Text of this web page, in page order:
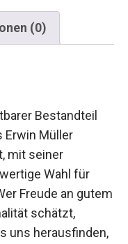
(0)
Bestandteil
Erwin Müller
mit seiner
Wahl für
Freude an gutem
schätzt,
uns herausfinden,